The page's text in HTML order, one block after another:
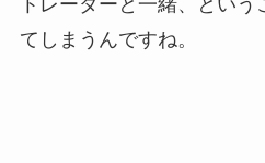
てしまうんですね。